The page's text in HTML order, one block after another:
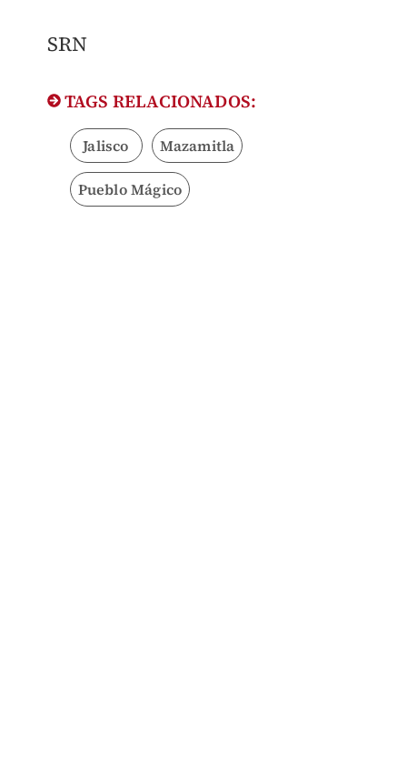
SRN
TAGS RELACIONADOS:
Jalisco Mazamitla
Pueblo Mágico